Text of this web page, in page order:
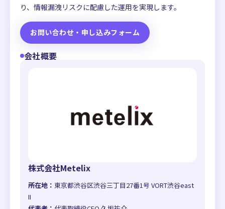
り、情報漏洩リスクに配慮した運用を実現します。
お問い合わせ・申し込みフォーム
会社概要
株式会社Metelix
所在地： 東京都渋谷区渋谷三丁目27番1号 VORT渋谷east
II